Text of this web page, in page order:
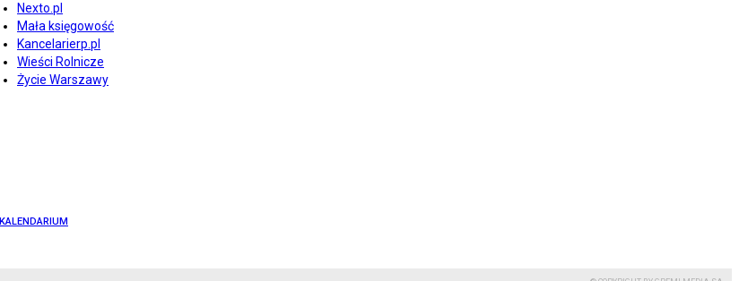
Nexto.pl
Mała księgowość
Kancelarierp.pl
Wieści Rolnicze
Życie Warszawy
KALENDARIUM